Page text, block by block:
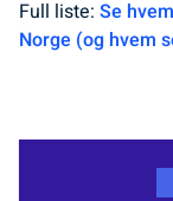
Full liste: Se
Norge (og hvem